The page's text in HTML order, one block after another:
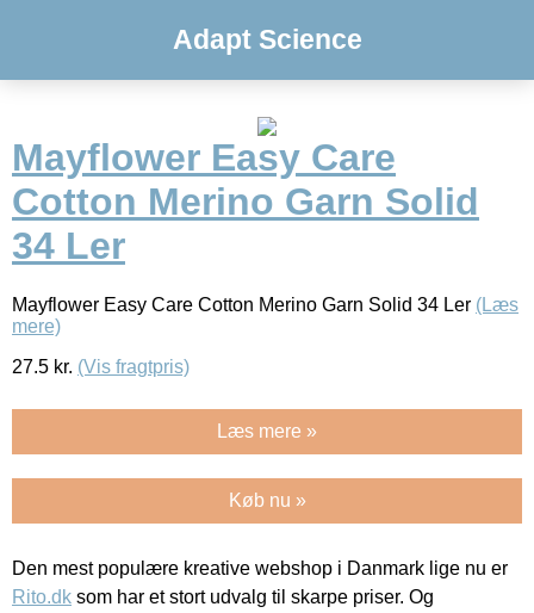
Adapt Science
Mayflower Easy Care
Cotton Merino Garn Solid
34 Ler
Mayflower Easy Care Cotton Merino Garn Solid 34 Ler (Læs
mere)
27.5 kr. (Vis fragtpris)
Læs mere »
Køb nu »
Den mest populære kreative webshop i Danmark lige nu er
Rito.dk som har et stort udvalg til skarpe priser. Og